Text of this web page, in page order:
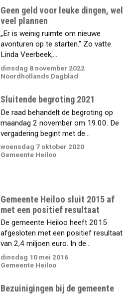
Geen geld voor leuke dingen, wel
veel plannen
„Er is weinig ruimte om nieuwe
avonturen op te starten.” Zo vatte
Linda Veerbeek,...
dinsdag 8 november 2022
Noordhollands Dagblad
Sluitende begroting 2021
De raad behandelt de begroting op
maandag 2 november om 19.00. De
vergadering begint met de...
woensdag 7 oktober 2020
Gemeente Heiloo
Gemeente Heiloo sluit 2015 af
met een positief resultaat
De gemeente Heiloo heeft 2015
afgesloten met een positief resultaat
van 2,4 miljoen euro. In de...
dinsdag 10 mei 2016
Gemeente Heiloo
Bezuinigingen bij de gemeente